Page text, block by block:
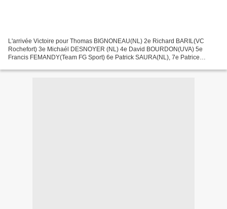
L'arrivée Victoire pour Thomas BIGNONEAU(NL) 2e Richard BARIL(VC
Rochefort) 3e Michaél DESNOYER (NL) 4e David BOURDON(UVA) 5e
Francis FEMANDY(Team FG Sport) 6e Patrick SAURA(NL), 7e Patrice